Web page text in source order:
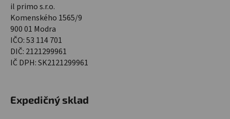
il primo s.r.o.
Komenského 1565/9
900 01 Modra
IČO: 53 114 701
DIČ: 2121299961
IČ DPH: SK2121299961
Expedičný sklad